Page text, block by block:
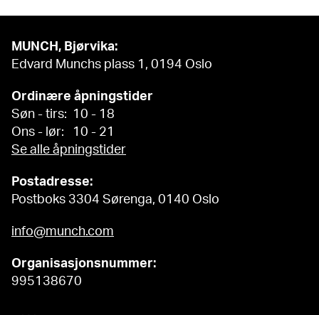
MUNCH, Bjørvika:
Edvard Munchs plass 1, 0194 Oslo
Ordinære åpningstider
Søn - tirs: 10 - 18
Ons - lør: 10 - 21
Se alle åpningstider
Postadresse:
Postboks 3304 Sørenga, 0140 Oslo
info@munch.com
Organisasjonsnummer:
995138670